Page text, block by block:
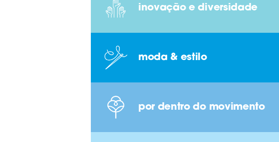
inovação e diversidade
moda & estilo
por dentro do movimento